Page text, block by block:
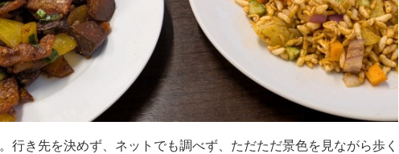
。行き先を決めず、ネットでも調べず、ただただ景色を見ながら歩く